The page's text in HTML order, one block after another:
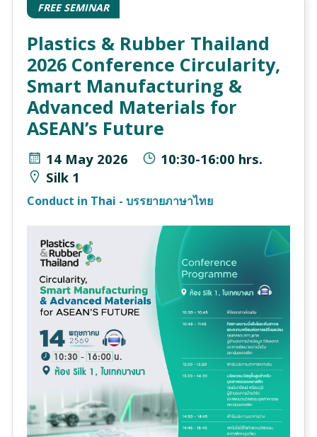
FREE SEMINAR
Plastics & Rubber Thailand
2026 Conference Circularity,
Smart Manufacturing &
Advanced Materials for
ASEAN’s Future
14 May 2026
10:30-16:00 hrs.
Silk 1
Conduct in Thai - บรรยายภาษาไทย